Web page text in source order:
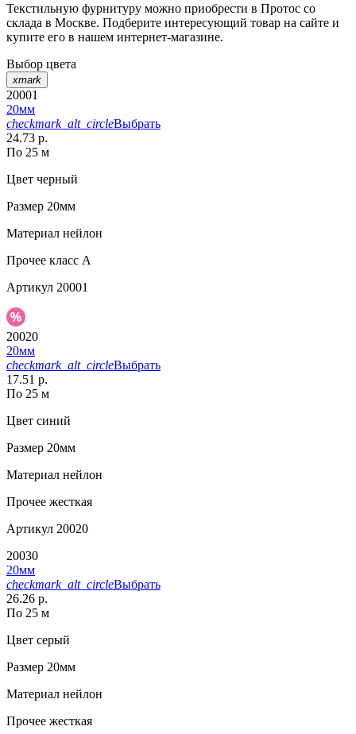
Текстильную фурнитуру можно приобрести в Протос со
склада в Москве. Подберите интересующий товар на сайте и
купите его в нашем интернет-магазине.
Выбор цвета
xmark
20001
20мм
checkmark_alt_circleВыбрать
24.73 р.
По 25 м
Цвет черный
Размер 20мм
Материал нейлон
Прочее класс А
Артикул 20001
20020
20мм
checkmark_alt_circleВыбрать
17.51 р.
По 25 м
Цвет синий
Размер 20мм
Материал нейлон
Прочее жесткая
Артикул 20020
20030
20мм
checkmark_alt_circleВыбрать
26.26 р.
По 25 м
Цвет серый
Размер 20мм
Материал нейлон
Прочее жесткая